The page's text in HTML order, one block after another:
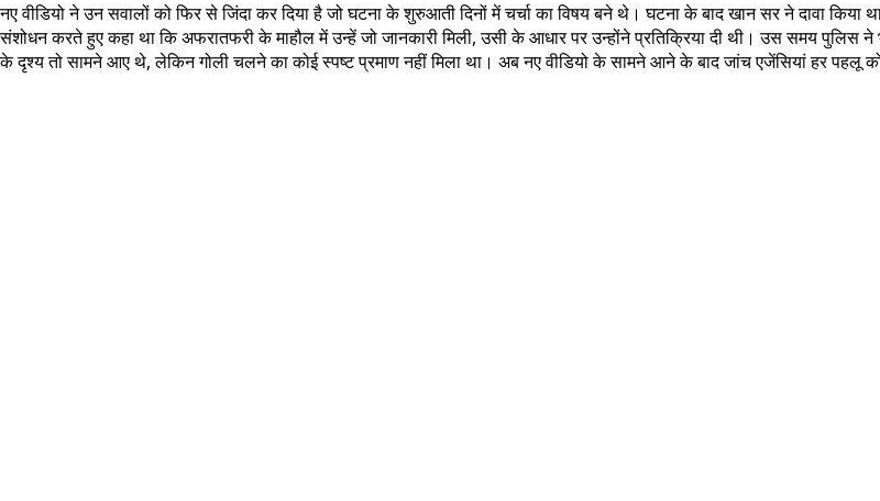
नए वीडियो ने उन सवालों को फिर से जिंदा कर दिया है जो घटना के शुरुआती दिनों में चर्चा का विषय बने थे। घटना के बाद खान सर ने दावा किया
संशोधन करते हुए कहा था कि अफरातफरी के माहौल में उन्हें जो जानकारी मिली, उसी के आधार पर उन्होंने प्रतिक्रिया दी थी। उस समय
के दृश्य तो सामने आए थे, लेकिन गोली चलने का कोई स्पष्ट प्रमाण नहीं मिला था। अब नए वीडियो के सामने आने के बाद जांच एजेंसियां हर पहलू को